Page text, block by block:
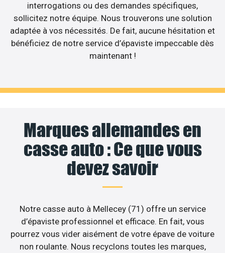
interrogations ou des demandes spécifiques,
sollicitez notre équipe. Nous trouverons une solution
adaptée à vos nécessités. De fait, aucune hésitation et
bénéficiez de notre service d’épaviste impeccable dès
maintenant !
Marques allemandes en
casse auto : Ce que vous
devez savoir
Notre casse auto à Mellecey (71) offre un service
d’épaviste professionnel et efficace. En fait, vous
pourrez vous vider aisément de votre épave de voiture
non roulante. Nous recyclons toutes les marques,